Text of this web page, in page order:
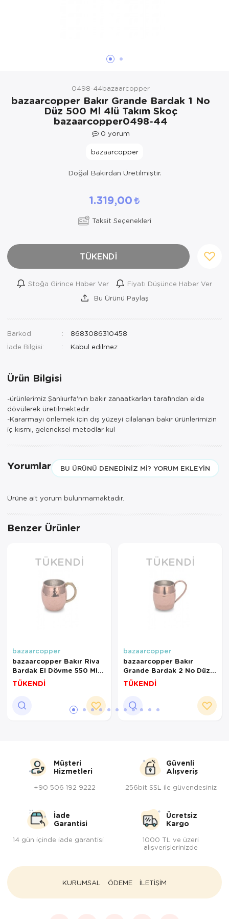
0498-44bazaarcopper
bazaarcopper Bakır Grande Bardak 1 No
Düz 500 Ml 4lü Takım Skoç
bazaarcopper0498-44
0 yorum
bazaarcopper
Doğal Bakırdan Üretilmiştir.
1.319,00
Taksit Seçenekleri
TÜKENDİ
Stoğa Girince Haber Ver
Fiyatı Düşünce Haber Ver
Bu Ürünü Paylaş
Barkod
8683086310458
İade Bilgisi:
Ürün Bilgisi
-ürünlerimiz Şanlıurfa'nın bakır zanaatkarları tarafından elde
dövülerek üretilmektedir.
-Kararmayı önlemek için dış yüzeyi cilalanan bakır ürünlerimizin
iç kısmı, geleneksel metodlar kul
Yorumlar BU ÜRÜNÜ DENEDINIZ MI? YORUM EKLEYIN
Ürüne ait yorum bulunmamaktadır.
Benzer Ürünler
TÜKENDI
bazaarcopper
bazaarcopper Bakır Riva
Bardak El Dövme 550 Ml
Kırmızı
bazaarcopper0466-1
TÜKENDİ
TÜKENDI
bazaarcopper
bazaarcopper Bakır
Grande Bardak 2 No Düz
1000 Ml Kırmızı
bazaarcopper0464-1
TÜKENDİ
Müşteri
Hizmetleri
+90 506 192 9222
Güvenli
Alışveriş
256bit SSL ile güvendesiniz
İade
Garantisi
14 gün içinde iade garantisi
Ücretsiz
Kargo
1000 TL ve üzeri
alışverişlerinizde
KURUMSAL ÖDEME İLETİŞİM